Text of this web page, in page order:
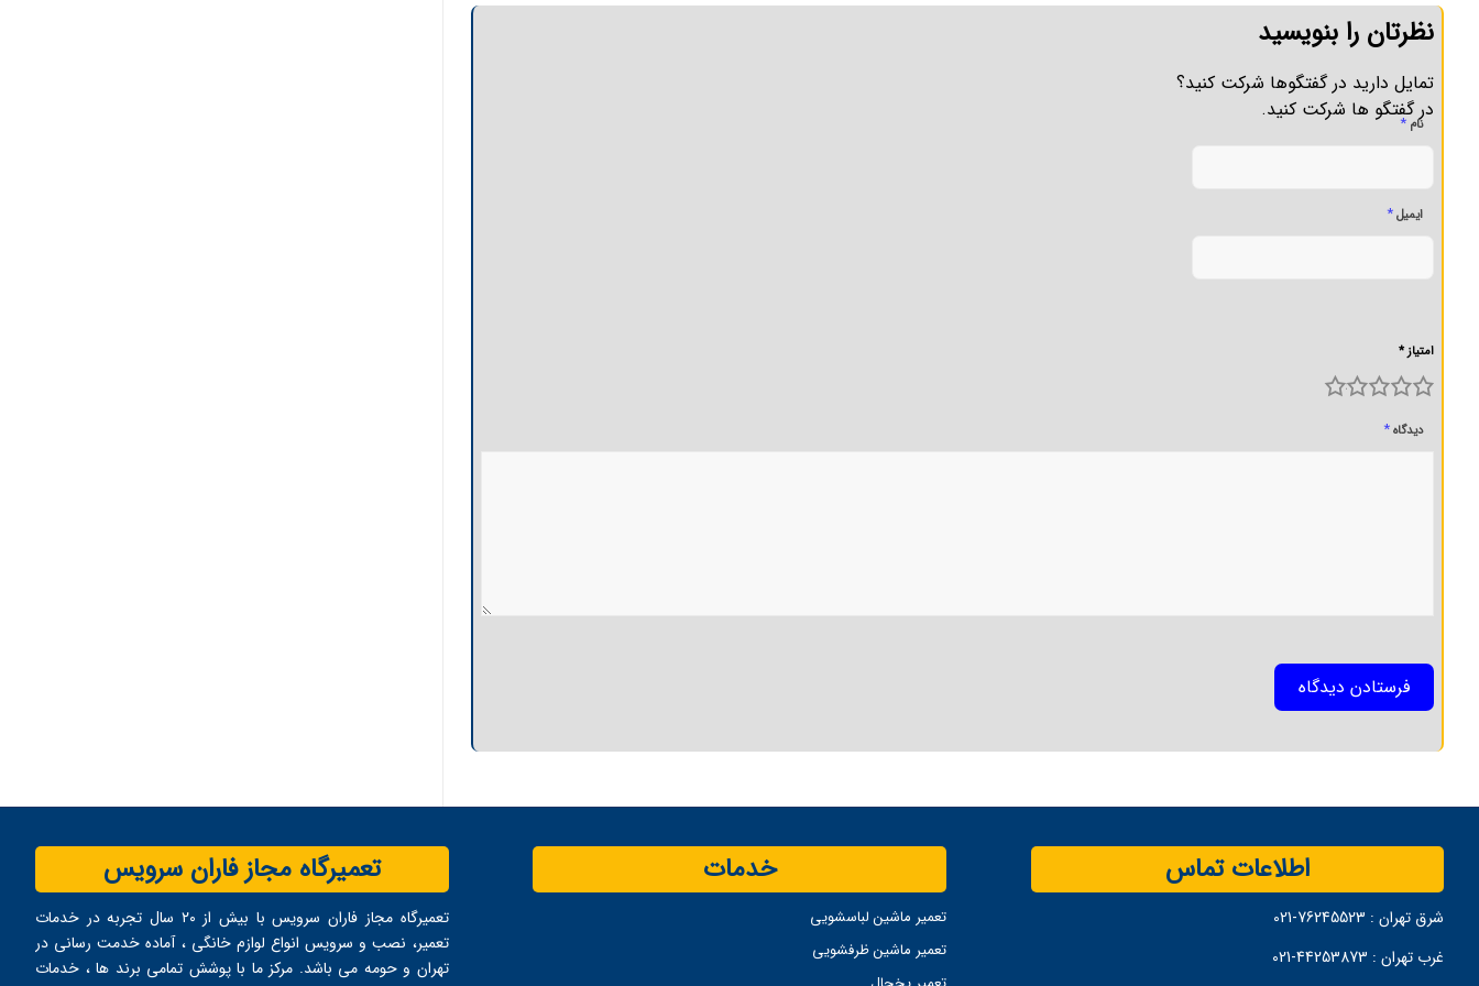
نظرتان را بنویسید
تمایل دارید در گفتگوها شرکت کنید؟
در گفتگو ها شرکت کنید.
نام *
ایمیل*
امتیاز *
4 3 2 1
دیدگاه*
اطلاعات تماس
شرق تهران : 76245523-021
غرب تهران : 44253873-021
خدمات
تعمیر ماشین لباسشویی
تعمیر ماشین ظرفشویی
تعمیرگاه مجاز فاران سرویس
تعمیرگاه مجاز فاران سرویس با بیش از ۲۰ سال تجربه در خدمات
تعمیر، نصب و سرویس انواع لوازم خانگی ، آماده خدمت ‌رسانی در
تهران و حومه می ‌باشد. مرکز ما با پوشش تمامی برند ها ، خدمات